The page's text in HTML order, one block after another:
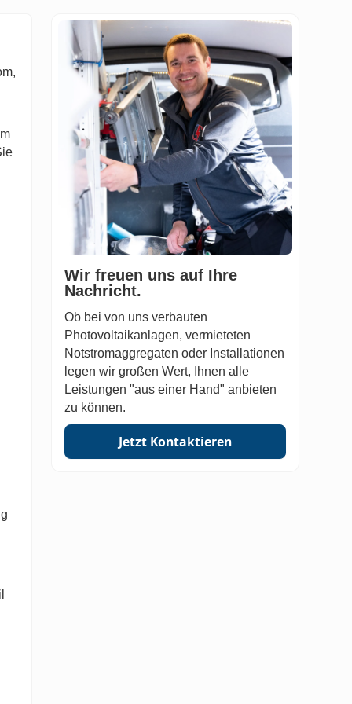
Wir freuen uns auf Ihre
Nachricht.
Ob bei von uns verbauten
Photovoltaikanlagen, vermieteten
Notstromaggregaten oder Installationen
legen wir großen Wert, Ihnen alle
Leistungen "aus einer Hand" anbieten
zu können.
Jetzt Kontaktieren